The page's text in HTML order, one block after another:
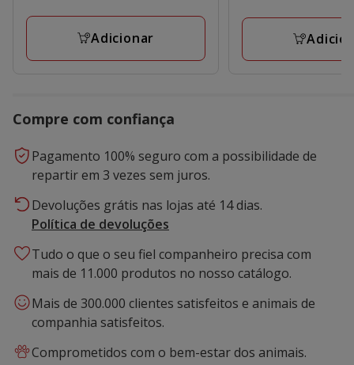
Adicionar
Compre com confiança
Pagamento 100% seguro com a possibilidade de
repartir em 3 vezes sem juros.
Devoluções grátis nas lojas até 14 dias.
Política de devoluções
Tudo o que o seu fiel companheiro precisa com
mais de 11.000 produtos no nosso catálogo.
Mais de 300.000 clientes satisfeitos e animais de
companhia satisfeitos.
Comprometidos com o bem-estar dos animais.